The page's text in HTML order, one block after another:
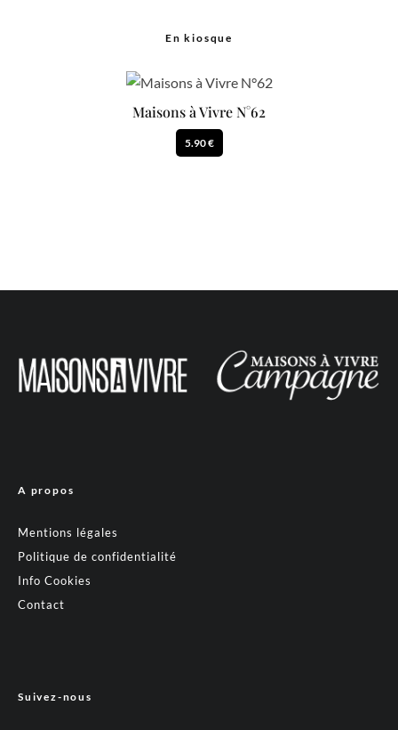
En kiosque
Maisons à Vivre N°62
5.90 €
A propos
Mentions légales
Politique de confidentialité
Info Cookies
Contact
Suivez-nous